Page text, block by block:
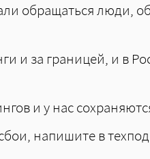
обращаться люди,
и за границей, и в
и у нас
напишите в